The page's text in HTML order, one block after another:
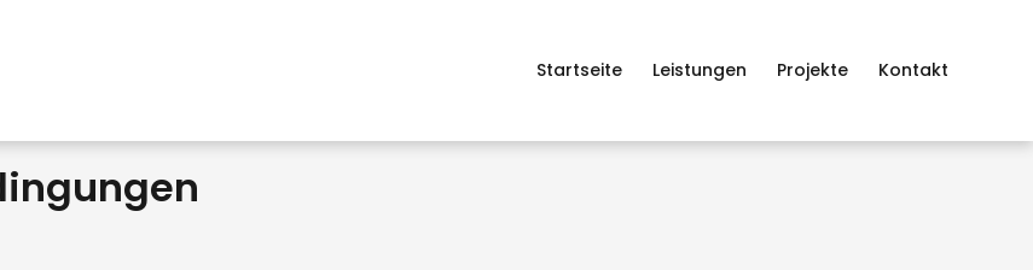
Startseite Leistungen Projekte Kontakt